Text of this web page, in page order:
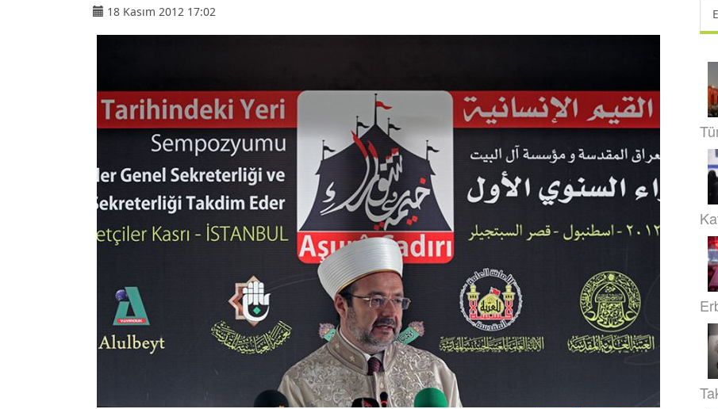
18 Kasım 2012 17:02